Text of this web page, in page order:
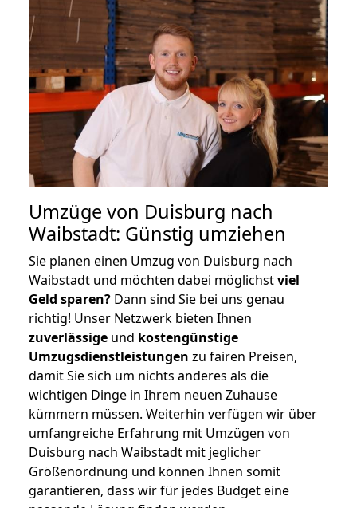
Umzüge von Duisburg nach
Waibstadt: Günstig umziehen
Sie planen einen Umzug von Duisburg nach
Waibstadt und möchten dabei möglichstviel
Geld sparen? Dann sind Sie bei uns genau
richtig! Unser Netzwerk bieten Ihnen
zuverlässige und kostengünstige
Umzugsdienstleistungen zu fairen Preisen,
damit Sie sich um nichts anderes als die
wichtigen Dinge in Ihrem neuen Zuhause
kümmern müssen. Weiterhin verfügen wir über
umfangreiche Erfahrung mit Umzügen von
Duisburg nach Waibstadt mit jeglicher
Größenordnung und können Ihnen somit
garantieren, dass wir für jedes Budget eine